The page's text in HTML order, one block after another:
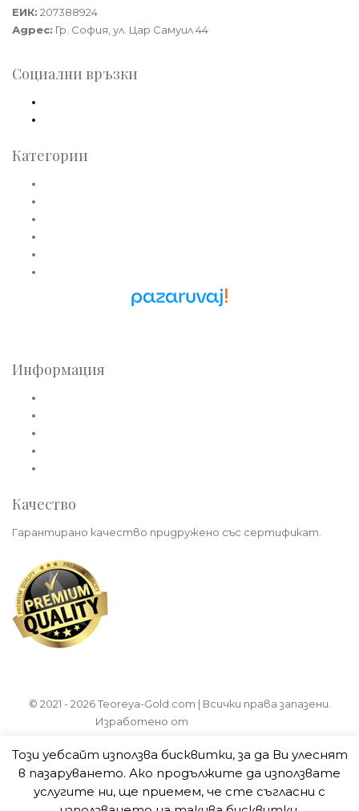
ЕИК: 207388924
Адрес: Гр. София, ул. Цар Самуил 44
Социални връзки
Категории
Информация
Качество
Гарантирано качество придружено със сертификат.
© 2021 - 2026 Teoreya-Gold.com | Всички права запазени.
Изработено от
Политика за лични данни
Плащане
Доставка
Този уебсайт използва бисквитки, за да Ви улеснят
в пазаруването. Ако продължите да използвате
услугите ни, ще приемем, че сте съгласни с